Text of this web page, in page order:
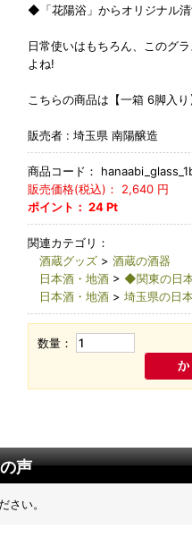
◆「花陽浴」からオリジナル
日常使いはもちろん、このグ
よね!
こちらの商品は【一箱 6脚入り
販売者 : 埼玉県 南陽醸造
商品コード：
販売価格(税込)：
2,640円
ポイント： 24Pt
関連カテゴリ：
酒蔵グッズ> 酒蔵の酒器
日本酒・地酒> ◆関東の日
日本酒・地酒> 埼玉県の日
数量：
声
さい。